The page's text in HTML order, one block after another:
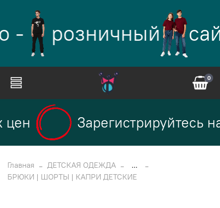
- розничный
0
Зарегистрируйтесь на
Главная ДЕТСКАЯ ОДЕЖДА
...
БРЮКИ | ШОРТЫ | КАПРИ ДЕТСКИЕ